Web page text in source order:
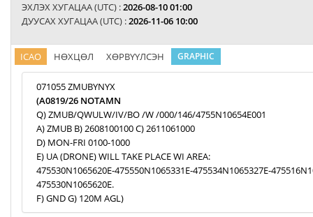
ЭХЛЭХ ХУГАЦАА (UTC) :2026-08-10 01:00
ДУУСАХ ХУГАЦАА (UTC) :2026-11-06 10:00
ICAO НӨХЦӨЛ ХӨРВҮҮЛСЭН GRAPHIC
071055 ZMUBYNYX
(A0819/26 NOTAMN
Q) ZMUB/QWULW/IV/BO /W /000/146/4755N10654E001
A) ZMUB B) 2608100100 C) 2611061000
D) MON-FRI 0100-1000
E) UA (DRONE) WILL TAKE PLACE WI AREA:
475530N1065620E-475550N1065331E-475534N1065327E-
475530N1065620E.
F) GND G) 120M AGL)